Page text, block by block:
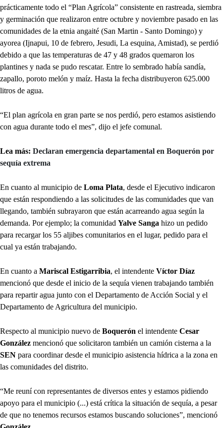
prácticamente todo el “Plan Agrícola” consistente en rastreada, siembra
y germinación que realizaron entre octubre y noviembre pasado en las
comunidades de la etnia angaité (San Martin - Santo Domingo) y
ayorea (Ijnapui, 10 de febrero, Jesudi, La esquina, Amistad), se perdió
debido a que las temperaturas de 47 y 48 grados quemaron los
plantines y nada se pudo rescatar. Entre lo sembrado había sandía,
zapallo, poroto melón y maíz. Hasta la fecha distribuyeron 625.000
litros de agua.
“El plan agrícola en gran parte se nos perdió, pero estamos asistiendo
con agua durante todo el mes”, dijo el jefe comunal.
Lea más: Declaran emergencia departamental en Boquerón por
sequía extrema
En cuanto al municipio de Loma Plata, desde el Ejecutivo indicaron
que están respondiendo a las solicitudes de las comunidades que van
llegando, también subrayaron que están acarreando agua según la
demanda. Por ejemplo; la comunidad Yalve Sanga hizo un pedido
para recargar los 55 aljibes comunitarios en el lugar, pedido para el
cual ya están trabajando.
En cuanto a Mariscal Estigarribia, el intendente Víctor Díaz
mencionó que desde el inicio de la sequía vienen trabajando también
para repartir agua junto con el Departamento de Acción Social y el
Departamento de Agricultura del municipio.
Respecto al municipio nuevo de Boquerón el intendente Cesar
González mencionó que solicitaron también un camión cisterna a la
SEN para coordinar desde el municipio asistencia hídrica a la zona en
las comunidades del distrito.
“Me reuní con representantes de diversos entes y estamos pidiendo
apoyo para el municipio (...) está crítica la situación de sequía, a pesar
de que no tenemos recursos estamos buscando soluciones”, mencionó